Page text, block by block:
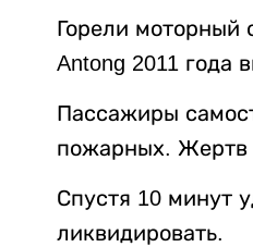
Горели моторный
Antong 2011 года
Пассажиры
пожарных. Жертв
Спустя 10 минут
ликвидировать.